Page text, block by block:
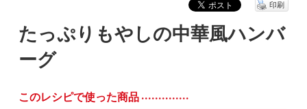
たっぷりもやしの中華風ハンバ
ーグ
印刷
このレシピで使った商品